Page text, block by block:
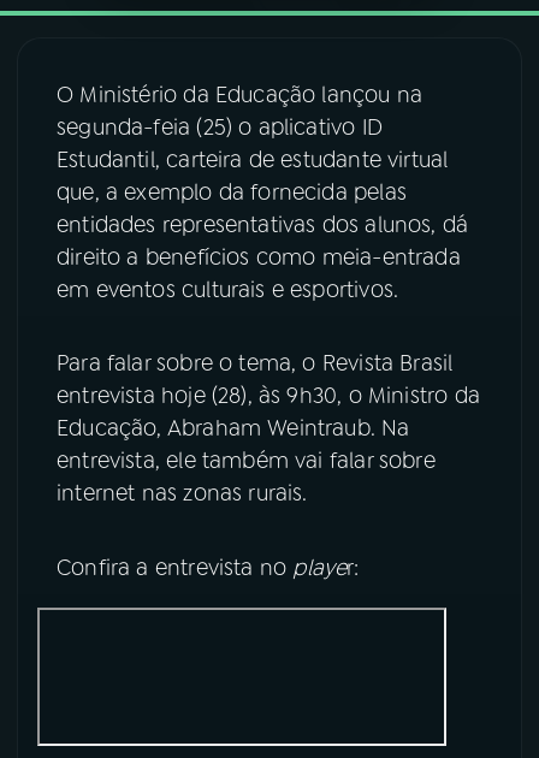
06VIDEOCASTS
07ÚLTIMAS
08FESTIVAL DE MÚSICA
ACOMPANHE A RÁDIO NACIONAL
YouTube Facebook
Instagram
TikTok
O Ministério da Educação lançou na
segunda-feia (25) o aplicativo ID
Estudantil, carteira de estudante virtual
que, a exemplo da fornecida pelas
entidades representativas dos alunos, dá
direito a benefícios como meia-entrada
em eventos culturais e esportivos.
Para falar sobre o tema, o Revista Brasil
entrevista hoje (28), às 9h30, o Ministro da
Educação, Abraham Weintraub. Na
entrevista, ele também vai falar sobre
internet nas zonas rurais.
Confira a entrevista no player: